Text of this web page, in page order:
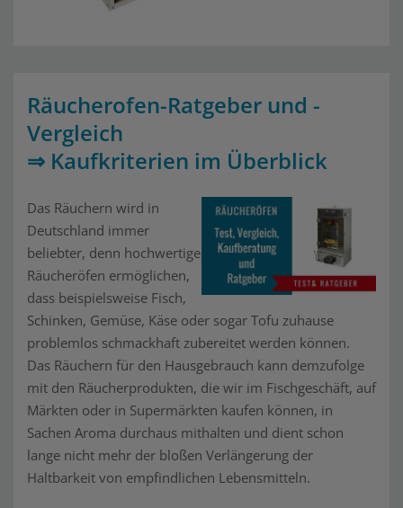
Räucherofen-Ratgeber und -
Vergleich
⇒ Kaufkriterien im Überblick
Das Räuchern wird in
Deutschland immer
beliebter, denn hochwertige
Räucheröfen ermöglichen,
dass beispielsweise Fisch,
Schinken, Gemüse, Käse oder sogar Tofu zuhause
problemlos schmackhaft zubereitet werden können.
Das Räuchern für den Hausgebrauch kann demzufolge
mit den Räucherprodukten, die wir im Fischgeschäft, auf
Märkten oder in Supermärkten kaufen können, in
Sachen Aroma durchaus mithalten und dient schon
lange nicht mehr der bloßen Verlängerung der
Haltbarkeit von empfindlichen Lebensmitteln.